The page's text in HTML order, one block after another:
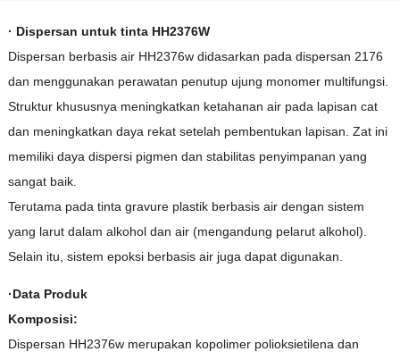
· Dispersan untuk tinta HH2376W
Dispersan berbasis air HH2376w didasarkan pada dispersan 2176
dan menggunakan perawatan penutup ujung monomer multifungsi.
Struktur khususnya meningkatkan ketahanan air pada lapisan cat
dan meningkatkan daya rekat setelah pembentukan lapisan. Zat ini
memiliki daya dispersi pigmen dan stabilitas penyimpanan yang
sangat baik.
Terutama pada tinta gravure plastik berbasis air dengan sistem
yang larut dalam alkohol dan air (mengandung pelarut alkohol).
Selain itu, sistem epoksi berbasis air juga dapat digunakan.
·Data Produk
Komposisi:
Dispersan HH2376w merupakan kopolimer polioksietilena dan